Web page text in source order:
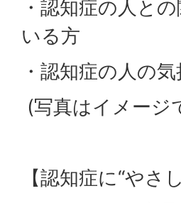
・認知症の人と
いる方
・認知症の人の
(写真はイメージ
【認知症に“や